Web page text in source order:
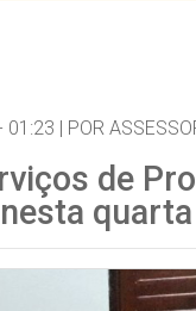
01:23 | POR
de